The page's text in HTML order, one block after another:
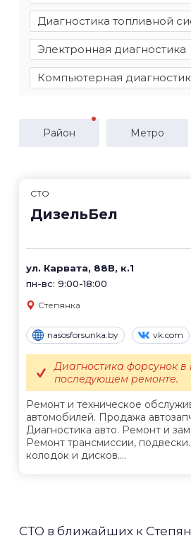
Диагностика топливной
Электронная диагностика
Компьютерная
Район Метро
СТО
ДизельБел
ул. Карвата, 88В, к.1
пн-вс: 9:00-18:00
Степянка
nasosforsunka.by vk.com
Ремонт и техническое
автомобилей. Продажа
Диагностика авто. Ремонт и
Ремонт трансмиссии,
колодок и дисков....
Диагностика форсунок
последующем ремонте.
СТО в ближайших к